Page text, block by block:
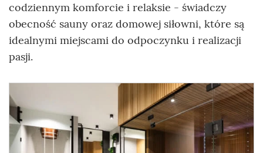
codziennym komforcie i relaksie - świadczy
obecność sauny oraz domowej siłowni, które są
idealnymi miejscami do odpoczynku i realizacji
pasji.